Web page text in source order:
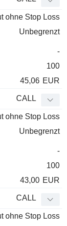
ohne Stop Loss
Unbegrenzt
-
100
45,06 EUR
CALL
ohne Stop Loss
Unbegrenzt
-
100
43,00 EUR
CALL
ohne Stop Loss